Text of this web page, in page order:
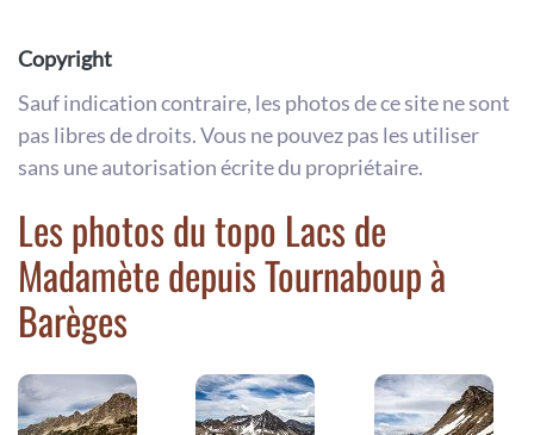
Copyright
Sauf indication contraire, les photos de ce site ne sont
pas libres de droits. Vous ne pouvez pas les utiliser
sans une autorisation écrite du propriétaire.
Les photos du topo Lacs de
Madamète depuis Tournaboup à
Barèges